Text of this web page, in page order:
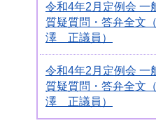
令和4年2月定例会 一
質疑質問・答弁全文
澤 正議員）
令和4年2月定例会 一
質疑質問・答弁全文
澤 正議員）